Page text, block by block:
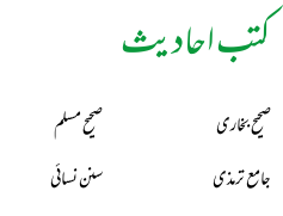
کتب احادیث
صحیح بخاری صحیح مسلم
جامع ترمذی
سنن نسائی